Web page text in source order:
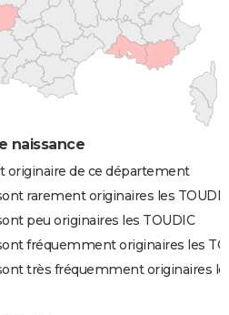
naissance
originaire de ce département
rarement originaires les TOUDIC
peu originaires les TOUDIC
fréquemment originaires les
très fréquemment originaires